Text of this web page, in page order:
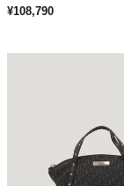
¥108,790